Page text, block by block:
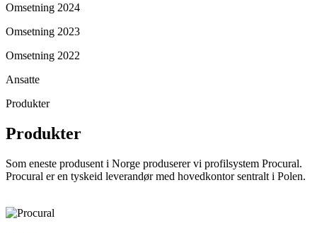
Omsetning 2024
Omsetning 2023
Omsetning 2022
Ansatte
Produkter
Produkter
Som eneste produsent i Norge produserer vi profilsystem Procural.
Procural er en tyskeid leverandør med hovedkontor sentralt i Polen.